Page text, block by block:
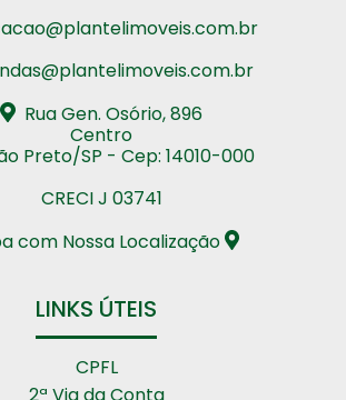
Rua Gen. Osório, 896
Centro
Preto/SP - Cep: 14010-000
CRECI J 03741
com Nossa Localização
LINKS ÚTEIS
CPFL
2ª Via da Conta